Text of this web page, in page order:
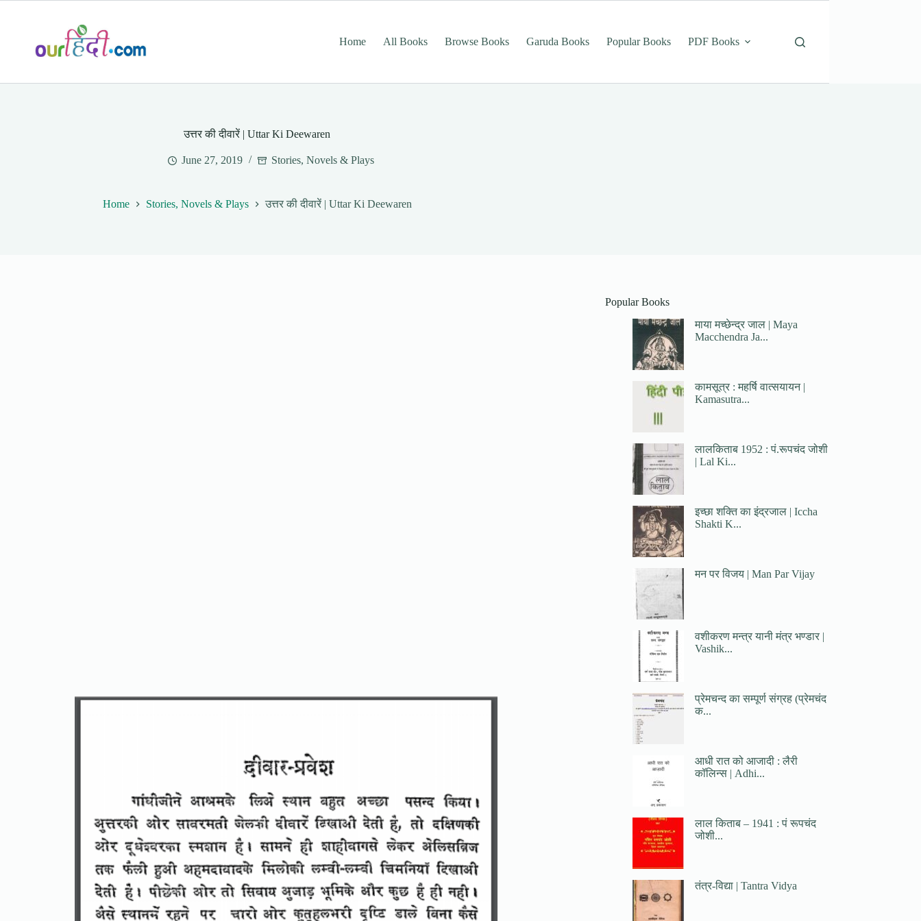
Home
All Books Browse Books Garuda Books Popular Books PDF Books
उत्तर की दीवारें | Uttar Ki Deewaren
June 27, 2019 Stories, Novels & Plays
Home Stories, Novels & Plays उत्तर की दीवारें | Uttar Ki Deewaren
Popular Books
माया मच्छेन्द्र जाल | Maya
Macchendra Ja...
कामसूत्र : महर्षि वात्सयायन |
Kamasutra...
लालकिताब 1952 : पं.रूपचंद जोशी
| Lal Ki...
इच्छा शक्ति का इंद्रजाल | Iccha
Shakti K...
मन पर विजय | Man Par Vijay
वशीकरण मन्त्र यानी मंत्र भण्डार |
Vashik...
प्रेमचन्द का सम्पूर्ण संग्रह (प्रेमचंद
क...
आधी रात को आजादी : लैरी
कॉलिन्स | Adhi...
लाल किताब – 1941 : पं रूपचंद
जोशी...
तंत्र-विद्या | Tantra Vidya